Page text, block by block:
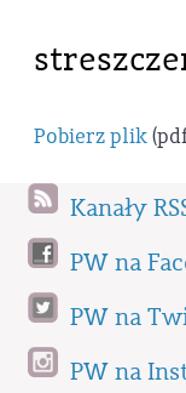
Pobierz plik
Kanały
PW na
PW na
PW na